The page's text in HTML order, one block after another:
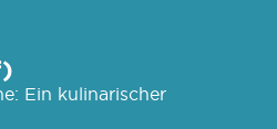
Ein kulinarischer